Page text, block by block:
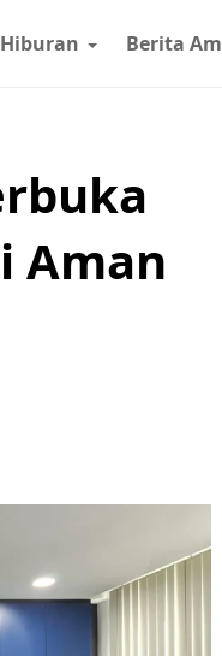
Berita Am
Aman